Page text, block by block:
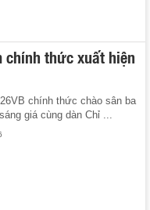
chính thức xuất hiện
chính thức chào sân ba
giá cùng dàn Chỉ ...